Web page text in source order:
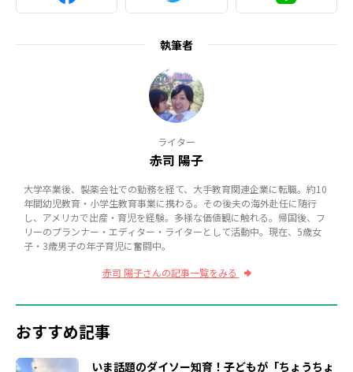
執筆者
ライター
赤司 陽子
大学卒業後、製薬会社での勤務を経て、大手教育関連企業に転職。約10
年間幼児教育・小学生教育事業に携わる。その後夫の海外赴任に随行
し、アメリカで出産・育児を経験。多様な価値観に触れる。帰国後、フ
リーのプランナー・エディター・ライターとして活動中。現在、5歳女
子・3歳男子の年子育児に奮闘中。
赤司 陽子さんの記事一覧をみる
おすすめ記事
いま話題のダイソー知育！子どもが「ちょうちょ